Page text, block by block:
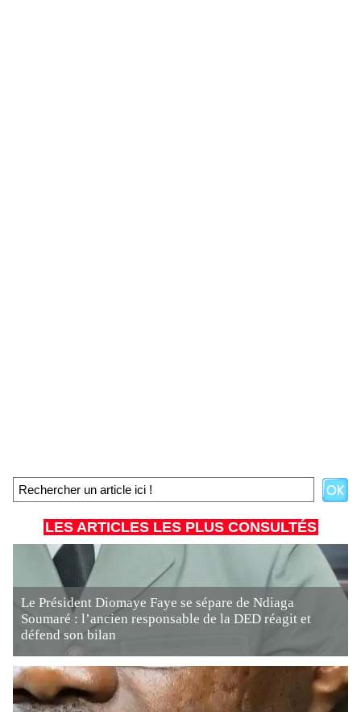
LES ARTICLES LES PLUS CONSULTÉS
Le Président Diomaye Faye se sépare de Ndiaga
Soumaré : l’ancien responsable de la DED réagit et
défend son bilan